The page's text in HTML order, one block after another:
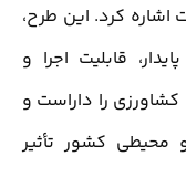
کرد. این طرح،
قابلیت اجرا و
را داراست و
محیطی کشور تأثیر